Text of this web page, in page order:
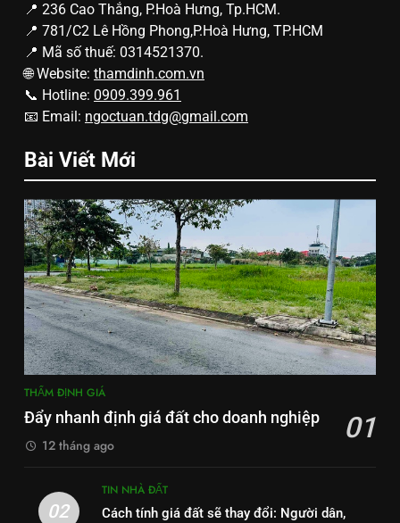
📍 236 Cao Thắng, P.Hoà Hưng, Tp.HCM.
📍 781/C2 Lê Hồng Phong,P.Hoà Hưng, TP.HCM
📍 Mã số thuế: 0314521370.
🌐 Website: thamdinh.com.vn
📞 Hotline: 0909.399.961
📧 Email: ngoctuan.tdg@gmail.com
Bài Viết Mới
THẨM ĐỊNH GIÁ
Đẩy nhanh định giá đất cho doanh nghiệp 01
12 tháng ago
02
TIN NHÀ ĐẤT
Cách tính giá đất sẽ thay đổi: Người dân,